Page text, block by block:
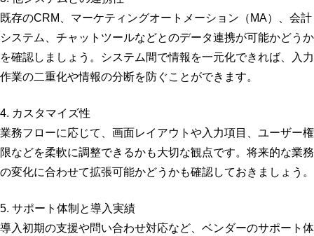
既存のCRM、マーケティングオートメーション（MA）、会計
システム、チャットツールなどとのデータ連携が可能かどうか
を確認しましょう。システム間で情報を一元化できれば、入力
作業の二重化や情報の分断を防ぐことができます。
4. カスタマイズ性
業務フローに応じて、画面レイアウトや入力項目、ユーザー権
限などを柔軟に調整できるかも大切な観点です。将来的な業務
の変化に合わせて拡張可能かどうかも確認しておきましょう。
5. サポート体制と導入実績
導入初期の支援や問い合わせ対応など、ベンダーのサポート体